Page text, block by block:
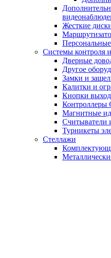
Жесткие
Системы контроля
Дверные
Другое
Замки и
Калитки и
Кнопки
Магнитные
Считыватели
Турникеты
Стеллажи